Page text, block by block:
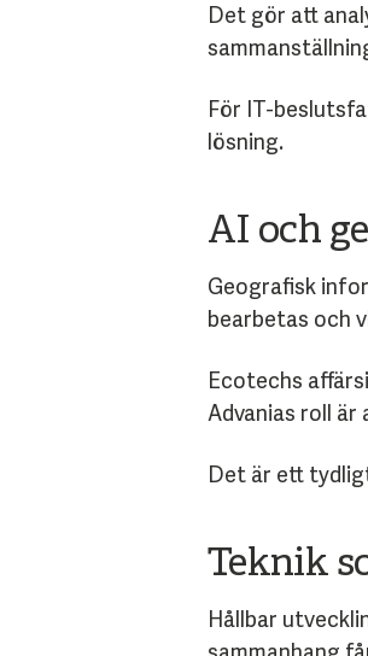
Det gör att
För IT-
lösning.
AI och
Geografisk
bearbetas och
Ecotechs
Advanias roll
Det är ett
Teknik
Hållbar